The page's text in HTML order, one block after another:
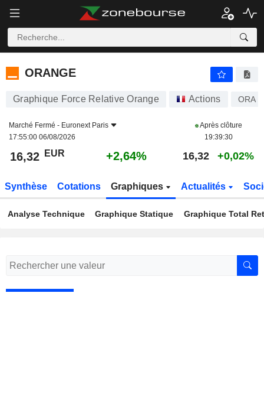
ORANGE
ORANGE
Graphique Force Relative Orange Actions ORA
Marché Fermé - Euronext Paris
17:55:00 06/08/2026
Après clôture
19:39:30
16,32 EUR +2,64% 16,32 +0,02%
Synthèse Cotations Graphiques Actualités
Analyse Technique Graphique Statique Graphique Total